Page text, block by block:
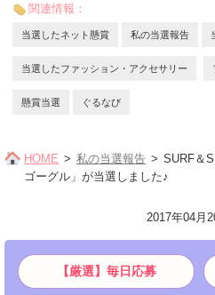
関連情報：
当選したネット懸賞 私の当選報告
当選したファッション・アクセサリー
懸賞当選 ぐるなび
HOME 私の当選報告
SURF＆
ゴーグル」が当選しました♪
2017年04月
【厳選】毎日応募